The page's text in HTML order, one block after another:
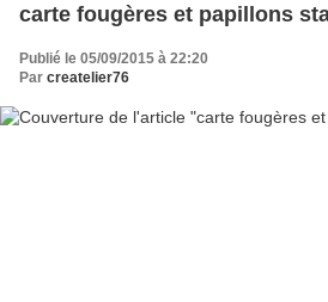
carte fougères et papillons
Publié le 05/09/2015 à 22:20
Par createlier76